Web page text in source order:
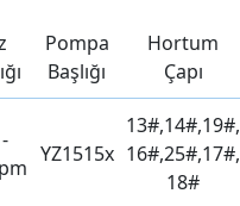
Pompa
Başlığı
Hortum
Çapı
YZ1515x
13#,14#,19#,
16#,25#,17#,
18#